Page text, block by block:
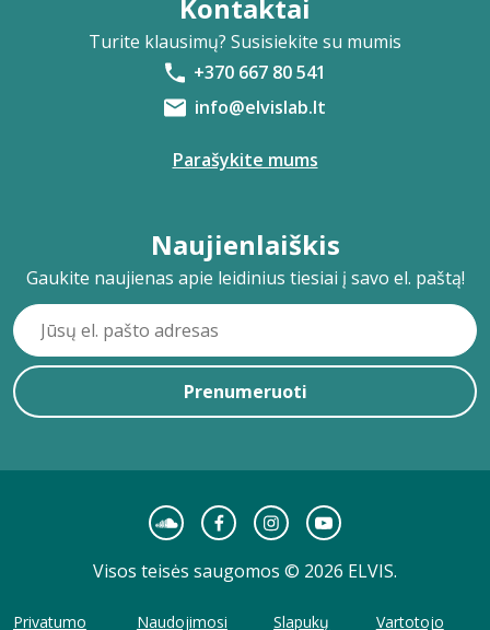
Kontaktai
Turite klausimų? Susisiekite su mumis
+370 667 80 541
info@elvislab.lt
Parašykite mums
Naujienlaiškis
Gaukite naujienas apie leidinius tiesiai į savo el. paštą!
Prenumeruoti
Visos teisės saugomos © 2026 ELVIS.
Privatumo Naudojimosi Slapukų Vartotojo